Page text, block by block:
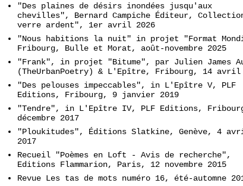
"Des plaines de désirs inondées jusqu'aux
chevilles", Bernard Campiche Éditeur,
verre ardent", 1er avril 2026
"Nous habitions la nuit" in projet "Format
Fribourg, Bulle et Morat, août-novembre 2025
"Frank", in projet "Bitume", par Julien James
(TheUrbanPoetry) & L'Epître, Fribourg, 14 avril
"Des pelouses impeccables", in L'Epître V, PLF
Editions, Fribourg, 9 janvier 2019
"Tendre", in L'Epître IV, PLF Editions,
décembre 2017
"Ploukitudes", Éditions Slatkine, Genève, 4
2017
Recueil "Poèmes en Loft - Avis de recherche",
Editions Flammarion, Paris, 12 novembre 2015
Revue Les tas de mots numéro 16, été-automne